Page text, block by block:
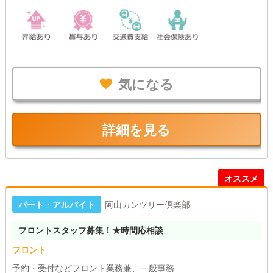
気になる
詳細を見る
パート・アルバイト 阿山カンツリー倶楽部
オススメ
フロントスタッフ募集！★時間応相談
フロント
予約・受付などフロント業務兼、一般事務